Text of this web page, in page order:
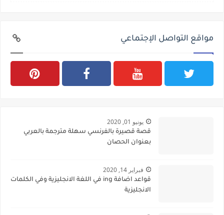
مواقع التواصل الإجتماعي
يونيو 01, 2020
قصة قصيرة بالفرنسي سهلة مترجمة بالعربي
بعنوان الحصان
فبراير 14, 2020
قواعد اضافة ing في اللغة الانجليزية وفي الكلمات
الانجليزية